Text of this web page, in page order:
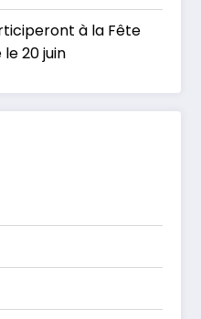
à la Fête
20 juin